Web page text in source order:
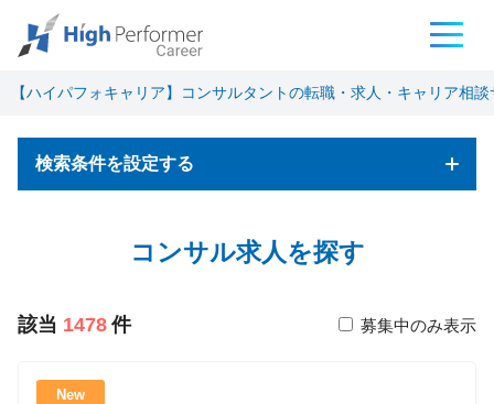
【ハイパフォキャリア】コンサルタントの転職・求人・キャリア相談
コンサル求人を探す
該当 1478 件 募集中のみ表示
New
検索条件を設定する
基本条件